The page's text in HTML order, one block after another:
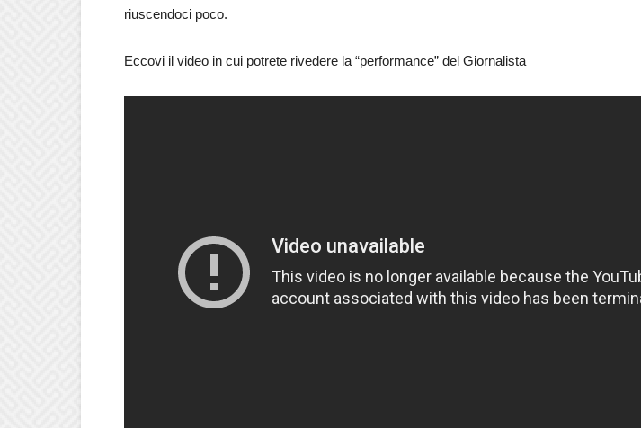
riuscendoci poco.
Eccovi il video in cui potrete rivedere la “performance” del Giornalista